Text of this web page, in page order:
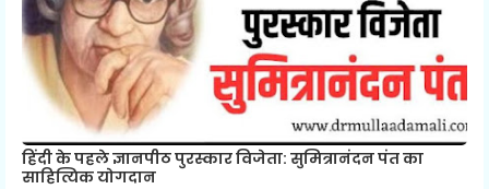
हिंदी के पहले ज्ञानपीठ पुरस्कार विजेता: सुमित्रानंदन पंत का
साहित्यिक योगदान